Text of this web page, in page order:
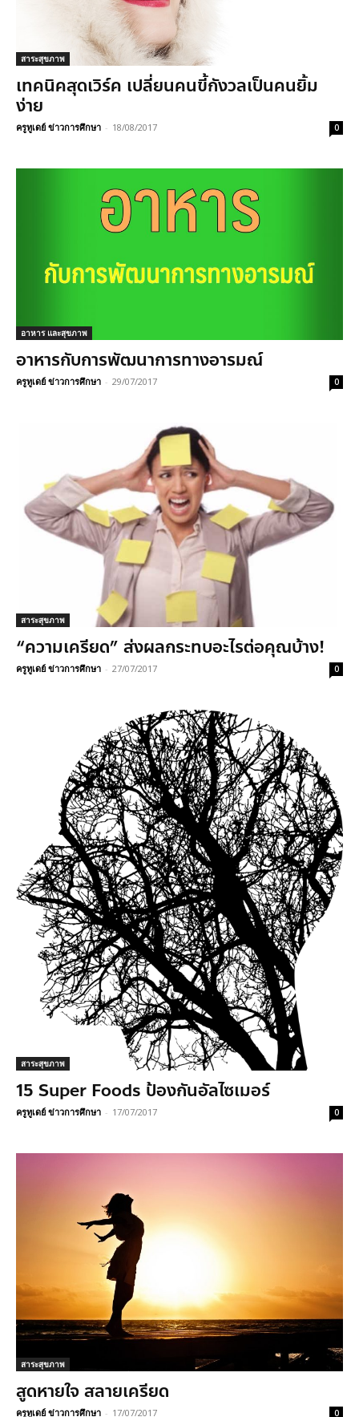
สาระสุขภาพ
เทคนิคสุดเวิร์ค เปลี่ยนคนขี้กังวลเป็นคนยิ้ม
ง่าย
ครูทูเดย์ ข่าวการศึกษา - 18/08/2017 0
อาหาร และสุขภาพ
อาหารกับการพัฒนาการทางอารมณ์
ครูทูเดย์ ข่าวการศึกษา - 29/07/2017 0
สาระสุขภาพ
“ความเครียด” ส่งผลกระทบอะไรต่อคุณบ้าง!
ครูทูเดย์ ข่าวการศึกษา - 27/07/2017 0
สาระสุขภาพ
15 Super Foods ป้องกันอัลไซเมอร์
ครูทูเดย์ ข่าวการศึกษา - 17/07/2017 0
สาระสุขภาพ
สูดหายใจ สลายเครียด
ครูทูเดย์ ข่าวการศึกษา - 17/07/2017 0